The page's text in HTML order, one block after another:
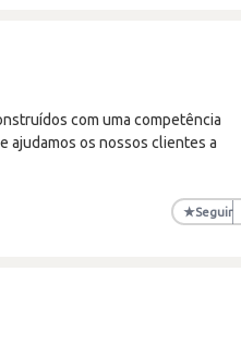
com uma competência
ajudamos os nossos clientes a
★Seguir